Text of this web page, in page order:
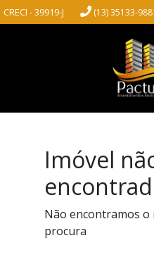
CRECI - 39919-J (13) 35133-
Imóvel
Não encontramos o
procura